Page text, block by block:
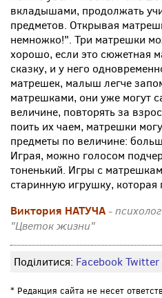
вкладышами, продолжать
предметов. Открывая
немножко!". Три матрешки
хорошо, если это сюжетная
сказку, и у него
матрешек, малыш легче
матрешками, они уже могут
величине, повторять за
поить их чаем, матрешки
предметы по величине:
Играя, можно голосом
тоненький. Игры с
старинную игрушку, которая
Виктория НАТУЧА-
"Цветок жизни"
Поділитися: FacebookTwitter
* Редакция сайта не несет